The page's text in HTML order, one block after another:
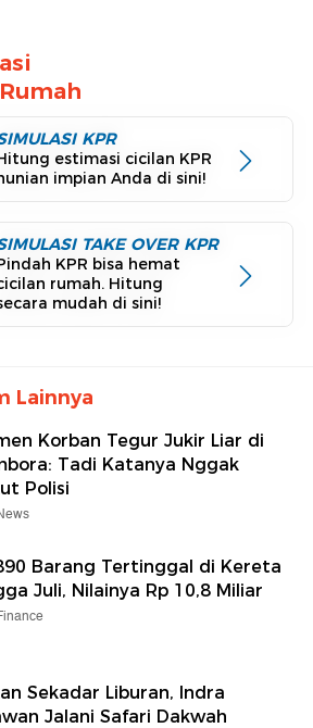
KPR
estimasi cicilan KPR
impian Anda di sini!
TAKE OVER KPR
KPR bisa hemat
rumah. Hitung
mudah di sini!
Lainnya
Korban Tegur Jukir Liar di
Tadi Katanya Nggak
Polisi
Barang Tertinggal di Kereta
Juli, Nilainya Rp 10,8 Miliar
Sekadar Liburan, Indra
Jalani Safari Dakwah